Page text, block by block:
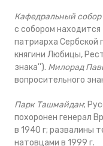
Кафедральный
с собором
патриарха Сербской
княгини Любицы,
знака''). Милорад
вопросительного
Парк Ташмайдан;
похоронен генерал
в 1940 г; развалины
натовцами в 1999 г.